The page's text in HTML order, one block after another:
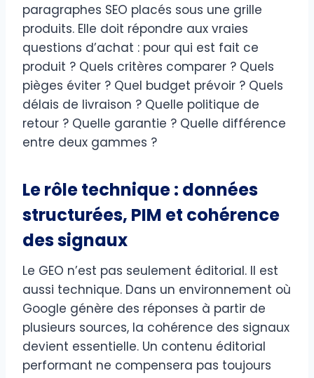
paragraphes SEO placés sous une grille
produits. Elle doit répondre aux vraies
questions d’achat : pour qui est fait ce
produit ? Quels critères comparer ? Quels
pièges éviter ? Quel budget prévoir ? Quels
délais de livraison ? Quelle politique de
retour ? Quelle garantie ? Quelle différence
entre deux gammes ?
Le rôle technique : données
structurées, PIM et cohérence
des signaux
Le GEO n’est pas seulement éditorial. Il est
aussi technique. Dans un environnement où
Google génère des réponses à partir de
plusieurs sources, la cohérence des signaux
devient essentielle. Un contenu éditorial
performant ne compensera pas toujours